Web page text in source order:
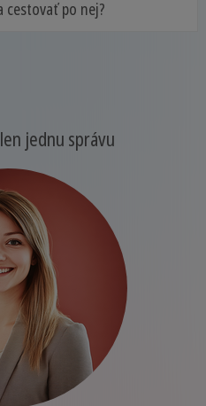
cestovať po nej?
jednu správu